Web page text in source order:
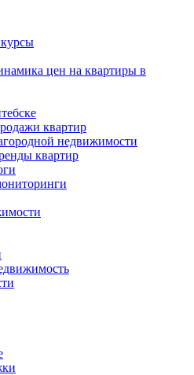
цен на квартиры в
квартир
недвижимости
квартир